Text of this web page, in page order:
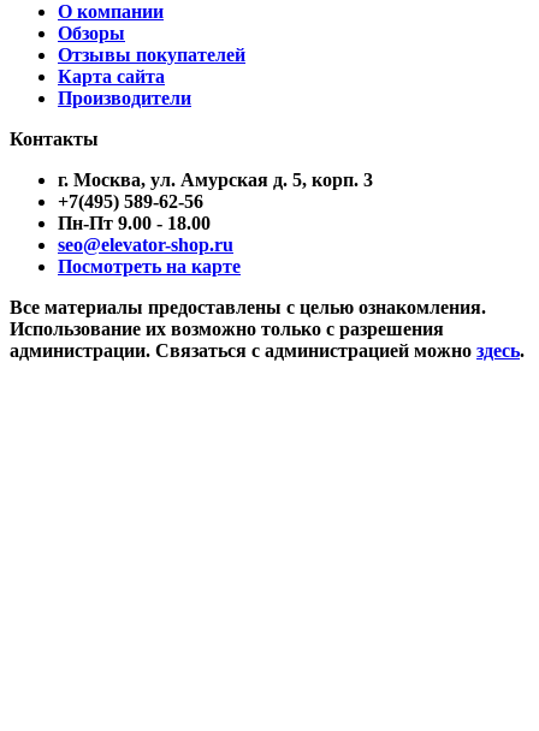
О компании
Обзоры
Отзывы покупателей
Карта сайта
Производители
Контакты
г. Москва, ул. Амурская д. 5, корп. 3
+7(495) 589-62-56
Пн-Пт 9.00 - 18.00
seo@elevator-shop.ru
Посмотреть на карте
Все материалы предоставлены с целью ознакомления.
Использование их возможно только с разрешения
администрации. Связаться с администрацией можно здесь.